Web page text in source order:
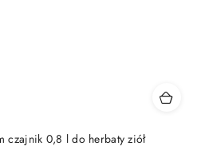
czajnik 0,8 l do herbaty ziół